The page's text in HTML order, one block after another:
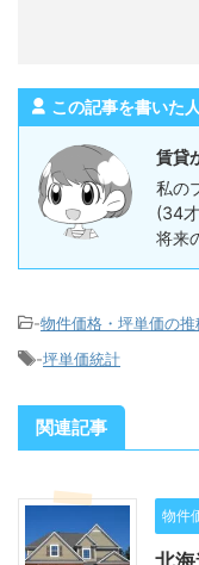
この記事を書いた人
賃貸
私の
(34
将来
-物件価格・坪単価の推
-坪単価統計
関連記事
物件